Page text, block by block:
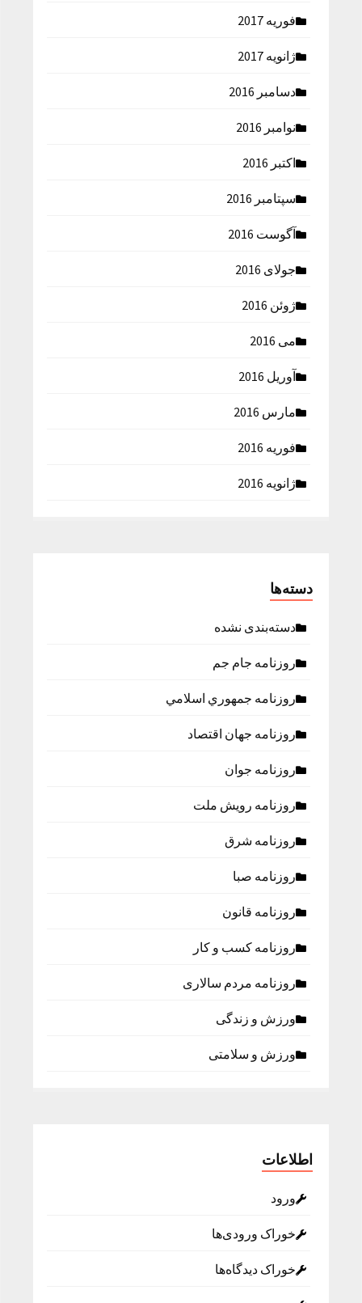
فوریه 2017
ژانویه 2017
دسامبر 2016
نوامبر 2016
اکتبر 2016
سپتامبر 2016
آگوست 2016
جولای 2016
ژوئن 2016
می 2016
آوریل 2016
مارس 2016
فوریه 2016
ژانویه 2016
دسته‌ها
دسته‌بندی نشده
روزنامه جام جم
روزنامه جمهوري اسلامي
روزنامه جهان اقتصاد
روزنامه جوان
روزنامه رویش ملت
روزنامه شرق
روزنامه صبا
روزنامه قانون
روزنامه كسب و كار
روزنامه مردم سالاری
ورزش و زندگی
ورزش و سلامتی
اطلاعات
ورود
خوراک ورودی‌ها
خوراک دیدگاه‌ها